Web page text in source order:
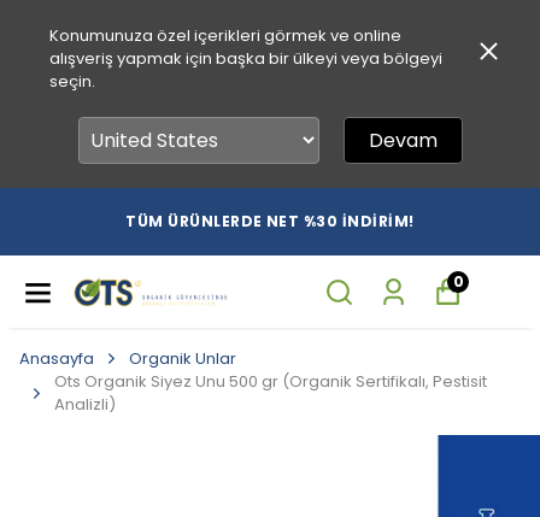
Konumunuza özel içerikleri görmek ve online
alışveriş yapmak için başka bir ülkeyi veya bölgeyi
seçin.
Devam
TÜM ÜRÜNLERDE NET %30 İNDİRİM!
0
Anasayfa
Organik Unlar
Ots Organik Siyez Unu 500 gr (Organik Sertifikalı, Pestisit
Analizli)